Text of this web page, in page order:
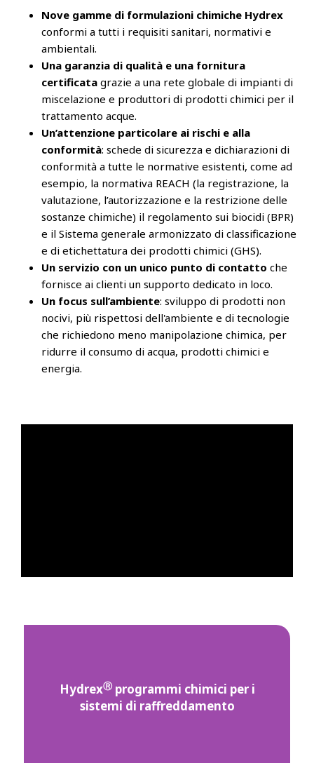
Nove gamme di formulazioni chimiche Hydrex
conformi a tutti i requisiti sanitari, normativi e
ambientali.
Una garanzia di qualità e una fornitura
certificata grazie a una rete globale di impianti di
miscelazione e produttori di prodotti chimici per il
trattamento acque.
Un’attenzione particolare ai rischi e alla
conformità: schede di sicurezza e dichiarazioni di
conformità a tutte le normative esistenti, come ad
esempio, la normativa REACH (la registrazione, la
valutazione, l’autorizzazione e la restrizione delle
sostanze chimiche) il regolamento sui biocidi (BPR)
e il Sistema generale armonizzato di classificazione
e di etichettatura dei prodotti chimici (GHS).
Un servizio con un unico punto di contatto che
fornisce ai clienti un supporto dedicato in loco.
Un focus sull’ambiente: sviluppo di prodotti non
nocivi, più rispettosi dell'ambiente e di tecnologie
che richiedono meno manipolazione chimica, per
ridurre il consumo di acqua, prodotti chimici e
energia.
HydrexⓇprogrammi chimici per i
sistemi di raffreddamento